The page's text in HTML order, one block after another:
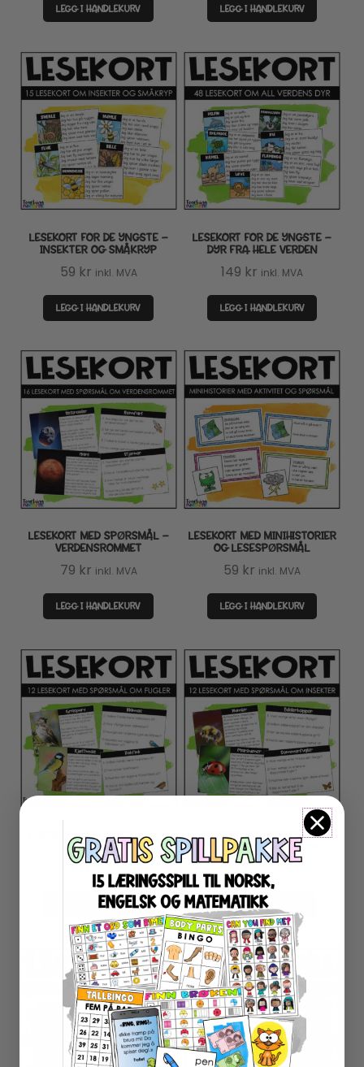
LEGG I HANDLEKURV LEGG I HANDLEKURV
LESEKORT FOR DE YNGSTE –
INSEKTER OG SMÅKRYP
59 kr inkl. MVA
LEGG I HANDLEKURV
LESEKORT FOR DE YNGSTE –
DYR FRA HELE VERDEN
149 kr inkl. MVA
LEGG I HANDLEKURV
LESEKORT MED SPØRSMÅL –
VERDENSROMMET
79 kr inkl. MVA
LEGG I HANDLEKURV
LESEKORT MED MINIHISTORIER
OG LESESPØRSMÅL
59 kr inkl. MVA
LEGG I HANDLEKURV
LESEKORT MED SPØRSMÅL –
FUGLER
79kr
LEGG I HANDLEKURV
LESEKORT MED SPØRSMÅL –
INSEKTER OG SMÅKRYP
79kr
LEGG I HANDLEKURV